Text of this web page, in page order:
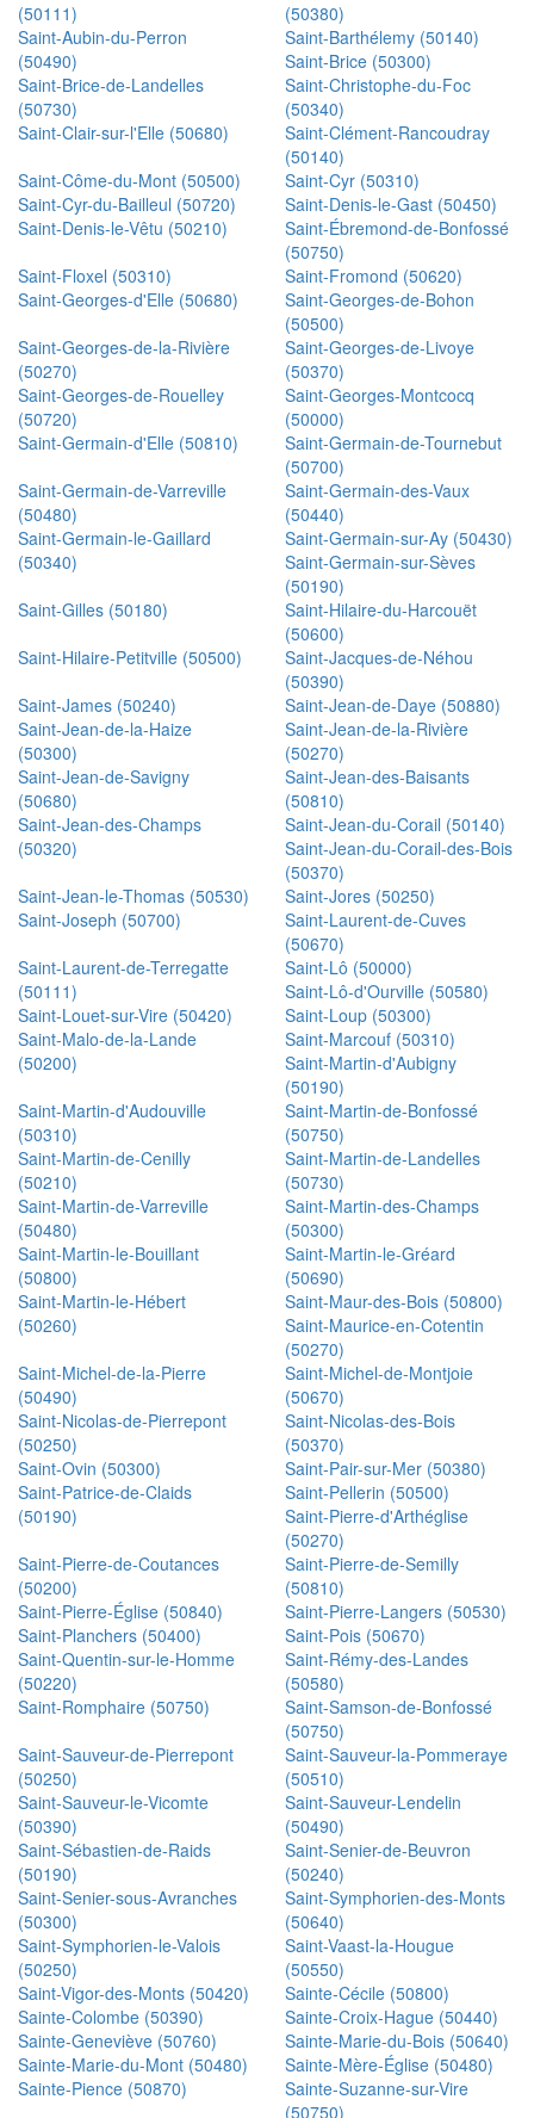
(50111)
(50380)
Saint-Aubin-du-Perron
(50490)
Saint-Barthélemy (50140)
Saint-Brice (50300)
Saint-Brice-de-Landelles
(50730)
Saint-Christophe-du-Foc
(50340)
Saint-Clair-sur-l'Elle (50680)
Saint-Clément-Rancoudray
(50140)
Saint-Côme-du-Mont (50500)
Saint-Cyr (50310)
Saint-Cyr-du-Bailleul (50720)
Saint-Denis-le-Gast (50450)
Saint-Denis-le-Vêtu (50210)
Saint-Ébremond-de-Bonfossé
(50750)
Saint-Floxel (50310)
Saint-Fromond (50620)
Saint-Georges-d'Elle (50680)
Saint-Georges-de-Bohon
(50500)
Saint-Georges-de-la-Rivière
(50270)
Saint-Georges-de-Livoye
(50370)
Saint-Georges-de-Rouelley
(50720)
Saint-Georges-Montcocq
(50000)
Saint-Germain-d'Elle (50810)
Saint-Germain-de-Tournebut
(50700)
Saint-Germain-de-Varreville
(50480)
Saint-Germain-des-Vaux
(50440)
Saint-Germain-le-Gaillard
(50340)
Saint-Germain-sur-Ay (50430)
Saint-Germain-sur-Sèves
(50190)
Saint-Gilles (50180)
Saint-Hilaire-du-Harcouët
(50600)
Saint-Hilaire-Petitville (50500)
Saint-Jacques-de-Néhou
(50390)
Saint-James (50240)
Saint-Jean-de-Daye (50880)
Saint-Jean-de-la-Haize
(50300)
Saint-Jean-de-la-Rivière
(50270)
Saint-Jean-de-Savigny
(50680)
Saint-Jean-des-Baisants
(50810)
Saint-Jean-des-Champs
(50320)
Saint-Jean-du-Corail (50140)
Saint-Jean-du-Corail-des-Bois
(50370)
Saint-Jean-le-Thomas (50530)
Saint-Jores (50250)
Saint-Joseph (50700)
Saint-Laurent-de-Cuves
(50670)
Saint-Laurent-de-Terregatte
(50111)
Saint-Lô (50000)
Saint-Lô-d'Ourville (50580)
Saint-Louet-sur-Vire (50420)
Saint-Loup (50300)
Saint-Malo-de-la-Lande
(50200)
Saint-Marcouf (50310)
Saint-Martin-d'Aubigny
(50190)
Saint-Martin-d'Audouville
(50310)
Saint-Martin-de-Bonfossé
(50750)
Saint-Martin-de-Cenilly
(50210)
Saint-Martin-de-Landelles
(50730)
Saint-Martin-de-Varreville
(50480)
Saint-Martin-des-Champs
(50300)
Saint-Martin-le-Bouillant
(50800)
Saint-Martin-le-Gréard
(50690)
Saint-Martin-le-Hébert
(50260)
Saint-Maur-des-Bois (50800)
Saint-Maurice-en-Cotentin
(50270)
Saint-Michel-de-la-Pierre
(50490)
Saint-Michel-de-Montjoie
(50670)
Saint-Nicolas-de-Pierrepont
(50250)
Saint-Nicolas-des-Bois
(50370)
Saint-Ovin (50300)
Saint-Pair-sur-Mer (50380)
Saint-Patrice-de-Claids
(50190)
Saint-Pellerin (50500)
Saint-Pierre-d'Arthéglise
(50270)
Saint-Pierre-de-Coutances
(50200)
Saint-Pierre-de-Semilly
(50810)
Saint-Pierre-Église (50840)
Saint-Pierre-Langers (50530)
Saint-Planchers (50400)
Saint-Pois (50670)
Saint-Quentin-sur-le-Homme
(50220)
Saint-Rémy-des-Landes
(50580)
Saint-Romphaire (50750)
Saint-Samson-de-Bonfossé
(50750)
Saint-Sauveur-de-Pierrepont
(50250)
Saint-Sauveur-la-Pommeraye
(50510)
Saint-Sauveur-le-Vicomte
(50390)
Saint-Sauveur-Lendelin
(50490)
Saint-Sébastien-de-Raids
(50190)
Saint-Senier-de-Beuvron
(50240)
Saint-Senier-sous-Avranches
(50300)
Saint-Symphorien-des-Monts
(50640)
Saint-Symphorien-le-Valois
(50250)
Saint-Vaast-la-Hougue
(50550)
Saint-Vigor-des-Monts (50420)
Sainte-Cécile (50800)
Sainte-Colombe (50390)
Sainte-Croix-Hague (50440)
Sainte-Geneviève (50760)
Sainte-Marie-du-Bois (50640)
Sainte-Marie-du-Mont (50480)
Sainte-Mère-Église (50480)
Sainte-Pience (50870)
Sainte-Suzanne-sur-Vire
(50750)